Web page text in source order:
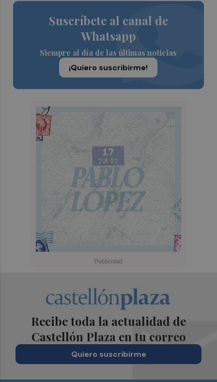
Suscríbete al canal de
Whatsapp
Siempre al día de las últimas noticias
¡Quiero suscribirme!
Recibe toda la actualidad de
Castellón Plaza en tu correo
Quiero suscribirme